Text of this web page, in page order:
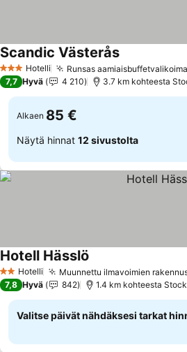
3 Tähtiluokitus
Hotelli Runsas aamiaisbuffetvalikoima
Scandic VästeråsKatso hinnat
7,7 Hyvä 4 210 3.7 km kohteesta
Alkaen 85 €
Näytä hinnat 12 sivustolta
2 Tähtiluokitus
Hotelli Muunnettu ilmavoimien
Hotell Hässlö
7,8 Hyvä 842 1.4 km kohteesta
Valitse päivät nähdäksesi tarkat